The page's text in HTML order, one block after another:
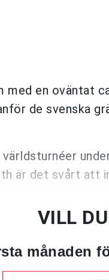
en oväntat
de svenska
är det svårt att
VILL
månaden